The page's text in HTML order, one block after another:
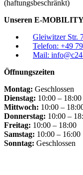
(haftungsbeschränkt)
Unseren E-
Gleiwitzer Str.
Telefon: +49
Mail:
Öffnungszeiten
Montag: Geschlossen
Dienstag: 10:00 – 18:00
Mittwoch: 10:00 –
Donnerstag: 10:00 –
Freitag: 10:00 – 18:00
Samstag: 10:00 – 16:00
Sonntag: Geschlossen